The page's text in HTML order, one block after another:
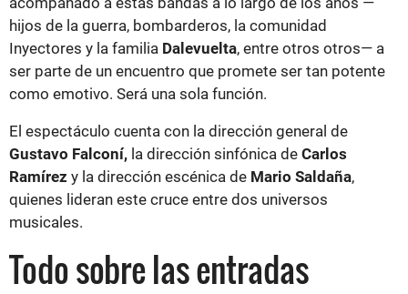
hijos de la guerra, bombarderos, la comunidad
Inyectores y la familia Dalevuelta, entre otros otros— a
ser parte de un encuentro que promete ser tan potente
como emotivo. Será una sola función.
El espectáculo cuenta con la dirección general de
Gustavo Falconí, la dirección sinfónica de Carlos
Ramírez y la dirección escénica de Mario Saldaña,
quienes lideran este cruce entre dos universos
musicales.
Todo sobre las entradas